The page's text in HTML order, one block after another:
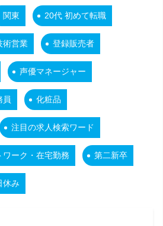
関東 20代 初めて転職
術営業 登録販売者
声優マネージャー
員 化粧品
注目の求人検索ワード
ワーク・在宅勤務 第二新卒
休み